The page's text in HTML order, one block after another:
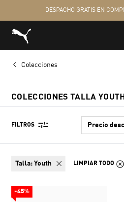
Colecciones
COLECCIONES TALLA YOUTH
FILTROS
talla: Youth LIMPIAR TODO
-45%